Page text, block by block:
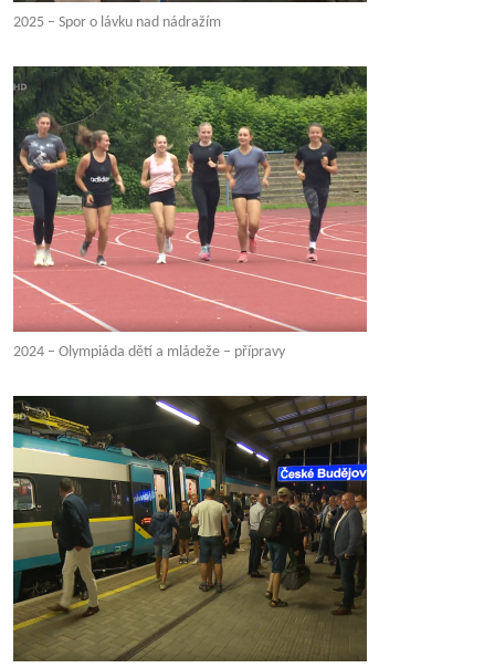
2025 – Spor o lávku nad nádražím
2024 – Olympiáda dětí a mládeže – přípravy